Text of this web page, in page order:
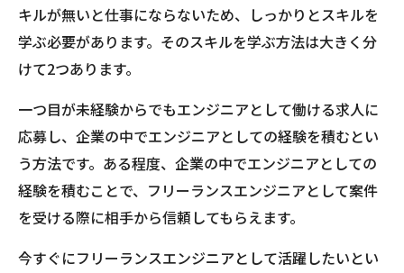
キルが無いと仕事にならないため、しっかりとスキルを
学ぶ必要があります。そのスキルを学ぶ方法は大きく分
けて2つあります。
一つ目が未経験からでもエンジニアとして働ける求人に
応募し、企業の中でエンジニアとしての経験を積むとい
う方法です。ある程度、企業の中でエンジニアとしての
経験を積むことで、フリーランスエンジニアとして案件
を受ける際に相手から信頼してもらえます。
今すぐにフリーランスエンジニアとして活躍したいとい